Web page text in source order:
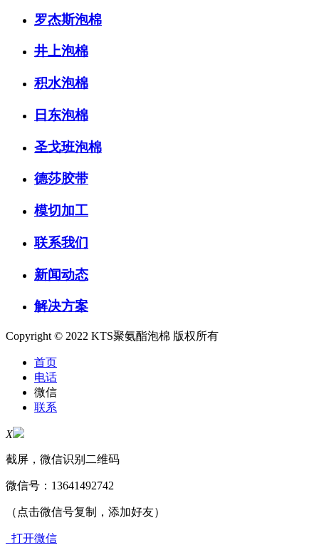
罗杰斯泡棉
井上泡棉
积水泡棉
日东泡棉
圣戈班泡棉
德莎胶带
模切加工
联系我们
新闻动态
解决方案
Copyright © 2022 KTS聚氨酯泡棉 版权所有
首页
电话
微信
联系
X
截屏，微信识别二维码
微信号： 13641492742
（点击微信号复制，添加好友）
打开微信